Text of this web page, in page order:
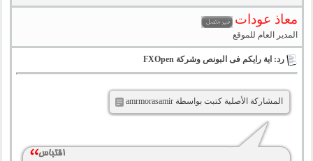
معاذ عودات
المدير العام للموقع
رد: اية رايكم فى البونص وشركة FXOpen
المشاركة الأصلية كتبت بواسطة amrmorasamir